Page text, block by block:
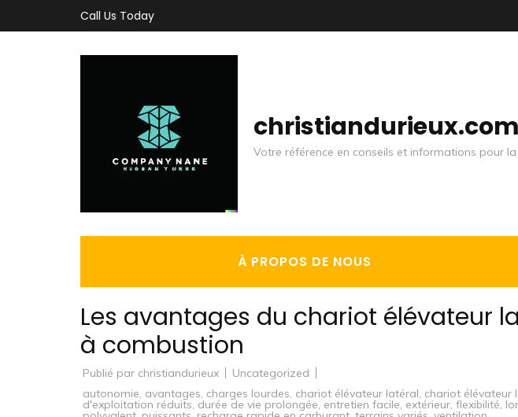
au
Call Us Today
christiandurieux.com
Votre référence en conseils et informations pour
À PROPOS DE NOUS
Les avantages du chariot élévateur
à combustion
Publié par christiandurieux
Uncategorized
autonomie, avantages, charges lourdes, chariot élévateur latéral, chariot élévateur
d'exploitation réduits, durée de vie prolongée, entretien facile, extérieur, flexibilité,